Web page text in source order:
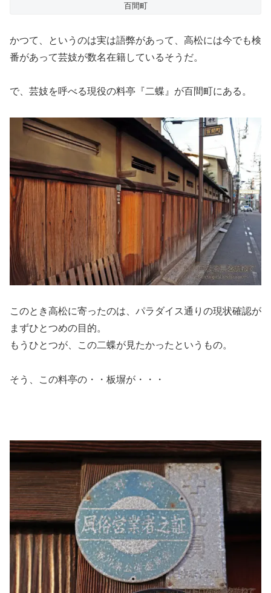
百間町
かつて、というのは実は語弊があって、高松には今でも検
番があって芸妓が数名在籍しているそうだ。
で、芸妓を呼べる現役の料亭『二蝶』が百間町にある。
このとき高松に寄ったのは、パラダイス通りの現状確認が
まずひとつめの目的。
もうひとつが、この二蝶が見たかったというもの。
そう、この料亭の・・板塀が・・・